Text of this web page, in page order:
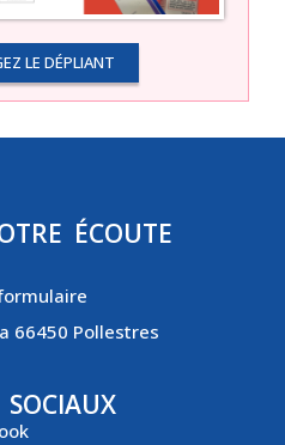
LE DÉPLIANT
ÉCOUTE
66450 Pollestres